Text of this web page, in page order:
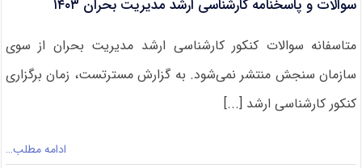
سوالات و پاسخنامه کارشناسی ارشد مدیریت بحران ۱۴۰۳
متاسفانه سوالات کنکور کارشناسی ارشد مدیریت بحران از سوی
سازمان سنجش منتشر نمی‌شود. به گزارش مسترتست، زمان برگزاری
کنکور کارشناسی ارشد [...]
ادامه مطلب…